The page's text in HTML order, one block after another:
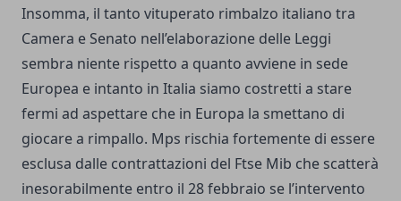
Insomma, il tanto vituperato rimbalzo italiano tra
Camera e Senato nell’elaborazione delle Leggi
sembra niente rispetto a quanto avviene in sede
Europea e intanto in Italia siamo costretti a stare
fermi ad aspettare che in Europa la smettano di
giocare a rimpallo. Mps rischia fortemente di essere
esclusa dalle contrattazioni del Ftse Mib che scatterà
inesorabilmente entro il 28 febbraio se l’intervento